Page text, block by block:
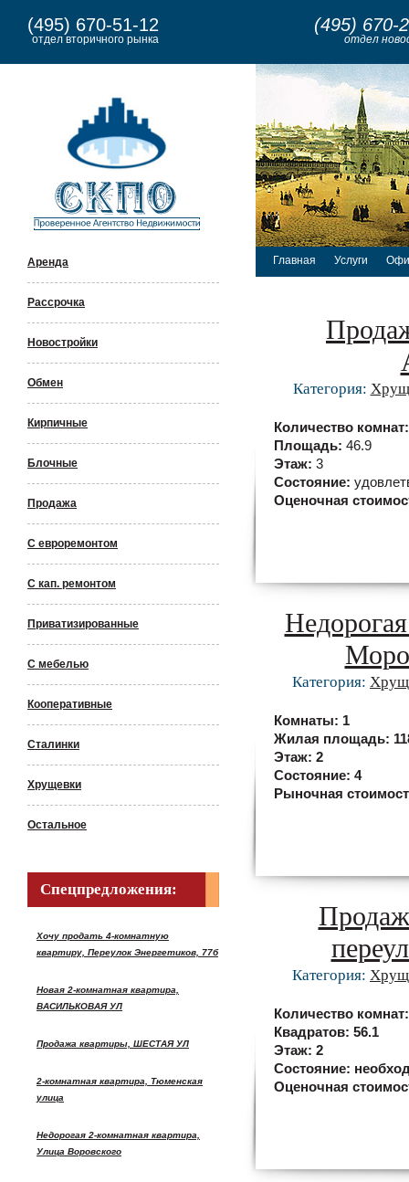
(495) 670-51-12
отдел вторичного рынка
(495) 670-
отдел
Аренда
Рассрочка
Новостройки
Обмен
Кирпичные
Блочные
Продажа
С евроремонтом
С кап. ремонтом
Приватизированные
С мебелью
Кооперативные
Сталинки
Хрущевки
Остальное
Спецпредложения:
Хочу продать 4-комнатную
квартиру, Переулок Энергетиков, 77б
Новая 2-комнатная квартира,
ВАСИЛЬКОВАЯ УЛ
Продажа квартиры, ШЕСТАЯ УЛ
2-комнатная квартира, Тюменская
улица
Недорогая 2-комнатная квартира,
Улица Воровского
Главная Услуги
Категория:
Количество
Площадь: 46.9
Этаж: 3
Состояние:
Оценочная
Категория:
Комнаты: 1
Жилая площадь:
Этаж: 2
Состояние: 4
Рыночная
Категория:
Количество
Квадратов: 56.1
Этаж: 2
Состояние:
Оценочная